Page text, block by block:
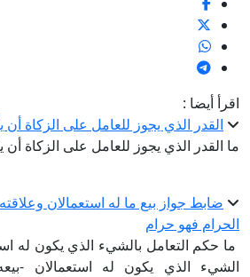
اقرأ أيضا :
القدر الذي يجوز للعامل على الزكاة
ما القدر الذي يجوز للعامل على الزكاة
ضابط جواز بيع ما له استعمالان
الحرام فهو حرام
ما حكم التعامل بالشيء الذي يكون له
الشيء الذي يكون له استعمالان -